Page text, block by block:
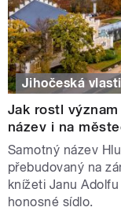
Jihočeská
Jak rostl
název i na
Samotný název
přebudovaný na
knížeti Janu
honosné sídlo.